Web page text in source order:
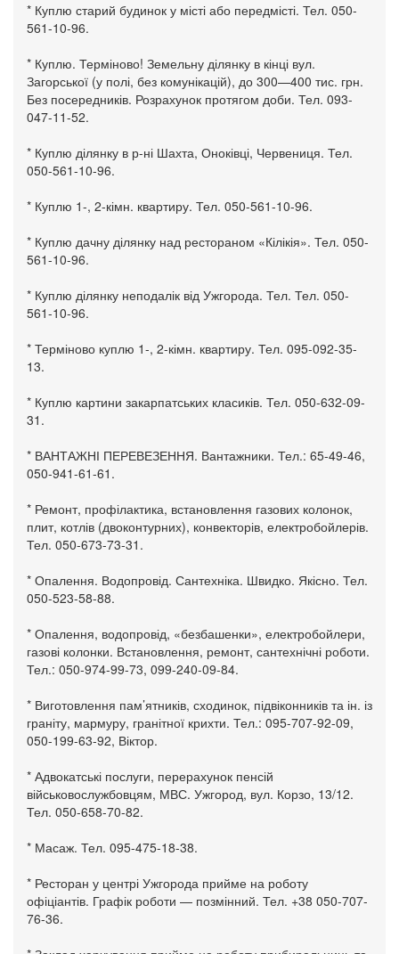
* Куплю старий будинок у місті або передмісті. Тел. 050-
561-10-96.
* Куплю. Терміново! Земельну ділянку в кінці вул.
Загорської (у полі, без комунікацій), до 300—400 тис. грн.
Без посередників. Розрахунок протягом доби. Тел. 093-
047-11-52.
* Куплю ділянку в р-ні Шахта, Оноківці, Червениця. Тел.
050-561-10-96.
* Куплю 1-, 2-кімн. квартиру. Тел. 050-561-10-96.
* Куплю дачну ділянку над рестораном «Кілікія». Тел. 050-
561-10-96.
* Куплю ділянку неподалік від Ужгорода. Тел. Тел. 050-
561-10-96.
* Терміново куплю 1-, 2-кімн. квартиру. Тел. 095-092-35-
13.
* Куплю картини закарпатських класиків. Тел. 050-632-09-
31.
* ВАНТАЖНІ ПЕРЕВЕЗЕННЯ. Вантажники. Тел.: 65-49-46,
050-941-61-61.
* Ремонт, профілактика, встановлення газових колонок,
плит, котлів (двоконтурних), конвекторів, електробойлерів.
Тел. 050-673-73-31.
* Опалення. Водопровід. Сантехніка. Швидко. Якісно. Тел.
050-523-58-88.
* Опалення, водопровід, «безбашенки», електробойлери,
газові колонки. Встановлення, ремонт, сантехнічні роботи.
Тел.: 050-974-99-73, 099-240-09-84.
* Виготовлення пам’ятників, сходинок, підвіконників та ін. із
граніту, мармуру, гранітної крихти. Тел.: 095-707-92-09,
050-199-63-92, Віктор.
* Адвокатські послуги, перерахунок пенсій
військовослужбовцям, МВС. Ужгород, вул. Корзо, 13/12.
Тел. 050-658-70-82.
* Масаж. Тел. 095-475-18-38.
* Ресторан у центрі Ужгорода прийме на роботу
офіціантів. Графік роботи — позмінний. Тел. +38 050-707-
76-36.